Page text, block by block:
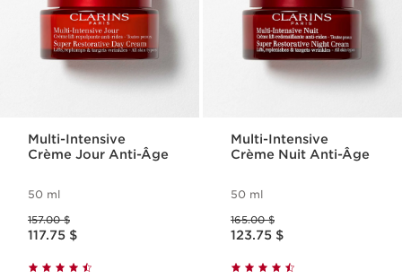
Multi-Intensive
Crème Jour Anti-Âge
50 ml
157.00 $
Nouveau prix 117.75 $
117.75 $
Multi-Intensive
Crème Nuit Anti-Âge
50 ml
165.00 $
Nouveau prix 123.75 $
123.75 $